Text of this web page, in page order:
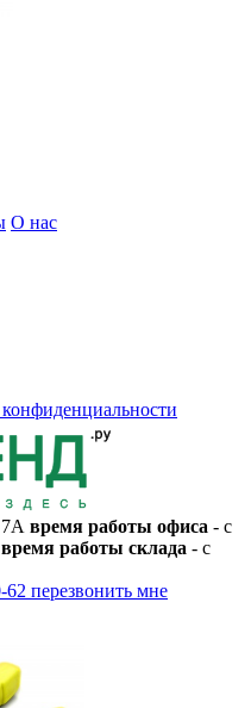
О нас
7А время работы офиса - с
время работы склада - с
62 перезвонить мне